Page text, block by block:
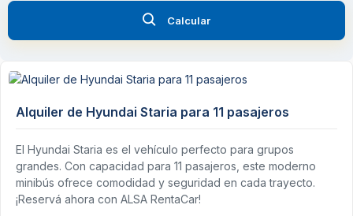
Calcular
Alquiler de Hyundai Staria para 11 pasajeros
El Hyundai Staria es el vehículo perfecto para grupos
grandes. Con capacidad para 11 pasajeros, este moderno
minibús ofrece comodidad y seguridad en cada trayecto.
¡Reservá ahora con ALSA RentaCar!